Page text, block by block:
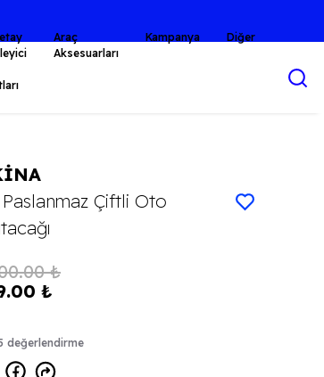
Araç
Aksesuarları
Kampanya Diğer
Çiftli Oto
₺
₺
değerlendirme